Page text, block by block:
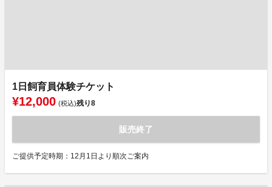
1日飼育員体験チケット
¥12,000 (税込)残り8
販売終了
ご提供予定時期：12月1日より順次ご案内